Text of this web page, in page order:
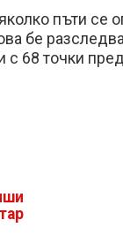
пъти се
бе
с 68 точки